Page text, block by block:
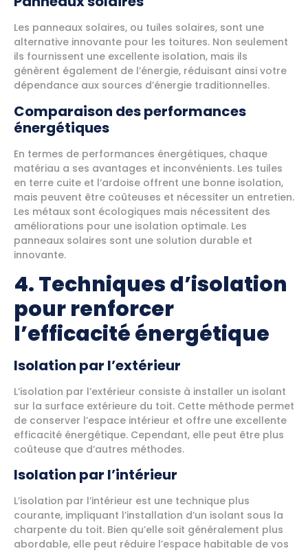
Les panneaux solaires, ou tuiles solaires, sont une
alternative innovante pour les toitures. Non seulement
ils fournissent une excellente isolation, mais ils
génèrent également de l’énergie, réduisant ainsi votre
dépendance aux sources d’énergie traditionnelles.
Comparaison des performances
énergétiques
En termes de performances énergétiques, chaque
matériau a ses avantages et inconvénients. Les tuiles
en terre cuite et l’ardoise offrent une bonne isolation,
mais peuvent être coûteuses et nécessiter un entretien.
Les métaux sont écologiques mais nécessitent des
améliorations pour une isolation optimale. Les
panneaux solaires sont une solution durable et
innovante.
4. Techniques d’isolation
pour renforcer
l’efficacité énergétique
Isolation par l’extérieur
L’isolation par l’extérieur consiste à installer un isolant
sur la surface extérieure du toit. Cette méthode permet
de conserver l’espace intérieur et offre une excellente
efficacité énergétique. Cependant, elle peut être plus
coûteuse que d’autres méthodes.
Isolation par l’intérieur
L’isolation par l’intérieur est une technique plus
courante, impliquant l’installation d’un isolant sous la
charpente du toit. Bien qu’elle soit généralement plus
abordable, elle peut réduire l’espace habitable de vos